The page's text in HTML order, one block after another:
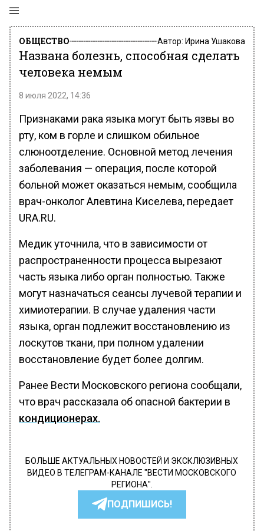
ОБЩЕСТВО Автор: Ирина Ушакова
Названа болезнь, способная сделать
человека немым
8 июля 2022, 14:36
Признаками рака языка могут быть язвы во
рту, ком в горле и слишком обильное
слюноотделение. Основной метод лечения
заболевания — операция, после которой
больной может оказаться немым, сообщила
врач-онколог Алевтина Киселева, передает
URA.RU.
Медик уточнила, что в зависимости от
распространенности процесса вырезают
часть языка либо орган полностью. Также
могут назначаться сеансы лучевой терапии и
химиотерапии. В случае удаления части
языка, орган подлежит восстановлению из
лоскутов ткани, при полном удалении
восстановление будет более долгим.
Ранее Вести Московского региона сообщали,
что врач рассказала об опасной бактерии в
кондиционерах.
БОЛЬШЕ АКТУАЛЬНЫХ НОВОСТЕЙ И ЭКСКЛЮЗИВНЫХ
ВИДЕО В ТЕЛЕГРАМ-КАНАЛЕ "ВЕСТИ МОСКОВСКОГО
РЕГИОНА".
ПОДПИШИСЬ!